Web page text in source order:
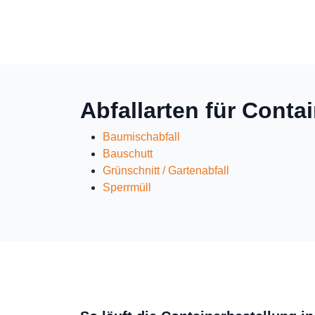
Abfallarten für
Baumischabfall
Bauschutt
Grünschnitt / Gartenabfall
Sperrmüll